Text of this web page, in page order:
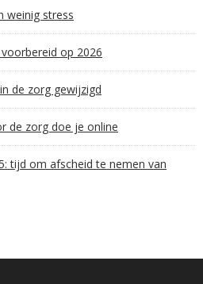
weinig stress
op 2026
de zorg gewijzigd
de zorg doe je online
tijd om afscheid te nemen van